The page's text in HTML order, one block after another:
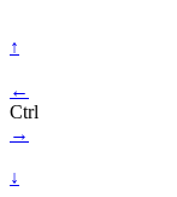
↑
←
Ctrl
→
↓